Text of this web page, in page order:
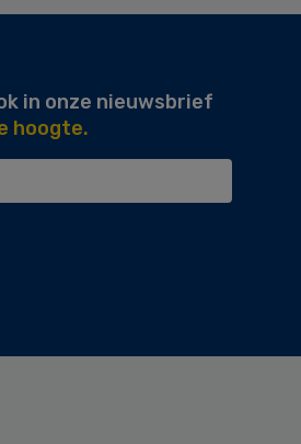
in onze nieuwsbrief
hoogte.